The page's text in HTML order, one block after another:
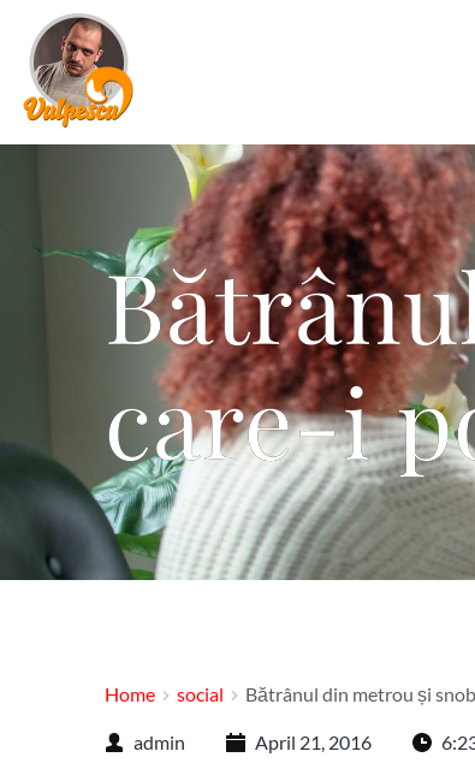
care-i
Home social Bătrânul din metrou și
admin April 21, 2016